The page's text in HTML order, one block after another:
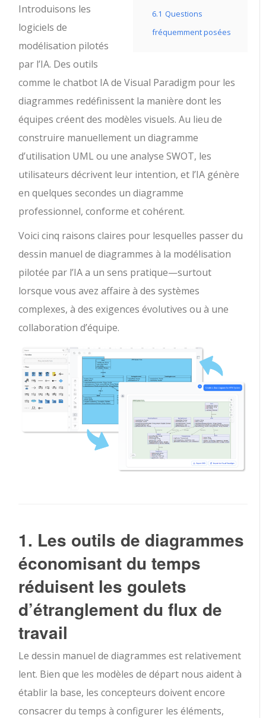
6.1 Questions
fréquemment posées
Introduisons les
logiciels de
modélisation pilotés
par l’IA. Des outils
comme le chatbot IA de Visual Paradigm pour les
diagrammes redéfinissent la manière dont les
équipes créent des modèles visuels. Au lieu de
construire manuellement un diagramme
d’utilisation UML ou une analyse SWOT, les
utilisateurs décrivent leur intention, et l’IA génère
en quelques secondes un diagramme
professionnel, conforme et cohérent.
Voici cinq raisons claires pour lesquelles passer du
dessin manuel de diagrammes à la modélisation
pilotée par l’IA a un sens pratique—surtout
lorsque vous avez affaire à des systèmes
complexes, à des exigences évolutives ou à une
collaboration d’équipe.
1. Les outils de diagrammes
économisant du temps
réduisent les goulets
d’étranglement du flux de
travail
Le dessin manuel de diagrammes est relativement
lent. Bien que les modèles de départ nous aident à
établir la base, les concepteurs doivent encore
consacrer du temps à configurer les éléments,